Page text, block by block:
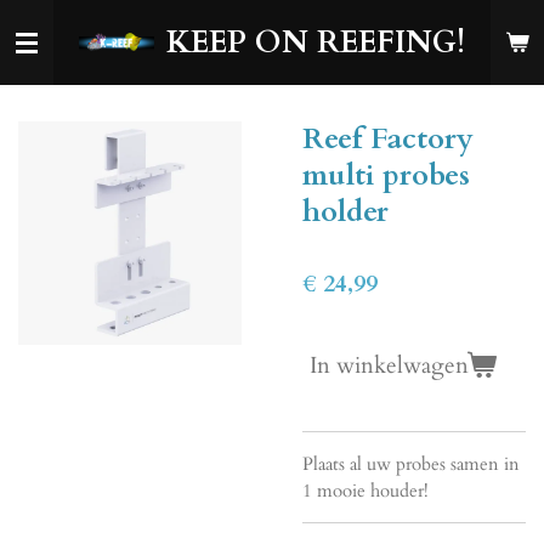
direct
KEEP ON REEFING!
Reef Factory
multi probes
holder
€ 24,99
In winkelwagen
Plaats al uw probes samen in
1 mooie houder!